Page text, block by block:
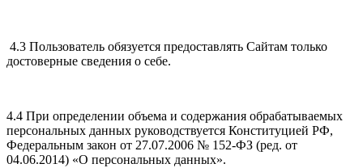
4.3 Пользователь обязуется предоставлять Сайтам только
достоверные сведения о себе.
4.4 При определении объема и содержания обрабатываемых
персональных данных руководствуется Конституцией РФ,
Федеральным закон от 27.07.2006 № 152-ФЗ (ред. от
04.06.2014) «О персональных данных».